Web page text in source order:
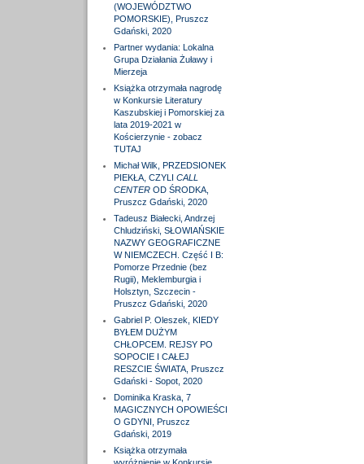
(WOJEWÓDZTWO
POMORSKIE), Pruszcz
Gdański, 2020
Partner wydania: Lokalna
Grupa Działania Żuławy i
Mierzeja
Książka otrzymała nagrodę
w Konkursie Literatury
Kaszubskiej i Pomorskiej za
lata 2019-2021 w
Kościerzynie - zobacz
TUTAJ
Michał Wilk, PRZEDSIONEK
PIEKŁA, CZYLI CALL
CENTEROD ŚRODKA,
Pruszcz Gdański, 2020
Tadeusz Białecki, Andrzej
Chludziński, SŁOWIAŃSKIE
NAZWY GEOGRAFICZNE
W NIEMCZECH. Część I B:
Pomorze Przednie (bez
Rugii), Meklemburgia i
Holsztyn, Szczecin -
Pruszcz Gdański, 2020
Gabriel P. Oleszek, KIEDY
BYŁEM DUŻYM
CHŁOPCEM. REJSY PO
SOPOCIE I CAŁEJ
RESZCIE ŚWIATA, Pruszcz
Gdański - Sopot, 2020
Dominika Kraska, 7
MAGICZNYCH OPOWIEŚCI
O GDYNI, Pruszcz
Gdański, 2019
Książka otrzymała